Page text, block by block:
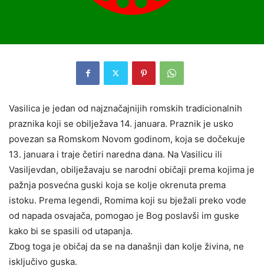
Vasilica je jedan od najznačajnijih romskih tradicionalnih
praznika koji se obilježava 14. januara. Praznik je usko
povezan sa Romskom Novom godinom, koja se dočekuje
13. januara i traje četiri naredna dana. Na Vasilicu ili
Vasiljevdan, obilježavaju se narodni običaji prema kojima je
pažnja posvećna guski koja se kolje okrenuta prema
istoku. Prema legendi, Romima koji su bježali preko vode
od napada osvajača, pomogao je Bog poslavši im guske
kako bi se spasili od utapanja.
Zbog toga je običaj da se na današnji dan kolje živina, ne
isključivo guska.